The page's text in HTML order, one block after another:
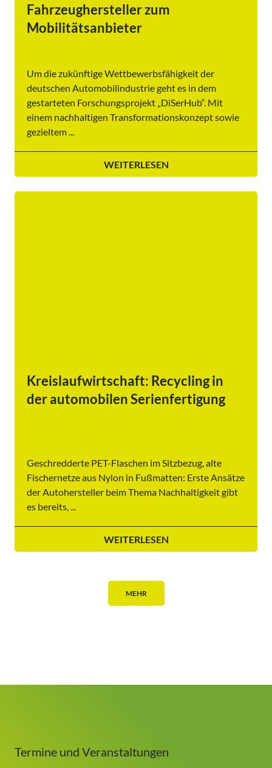
Fahrzeughersteller zum
Mobilitätsanbieter
Um die zukünftige Wettbewerbsfähigkeit der
deutschen Automobilindustrie geht es in dem
gestarteten Forschungsprojekt „DiSerHub“. Mit
einem nachhaltigen Transformationskonzept sowie
gezieltem ...
WEITERLESEN
Kreislaufwirtschaft: Recycling in
der automobilen Serienfertigung
Geschredderte PET-Flaschen im Sitzbezug, alte
Fischernetze aus Nylon in Fußmatten: Erste Ansätze
der Autohersteller beim Thema Nachhaltigkeit gibt
es bereits, ...
WEITERLESEN
MEHR
Termine und Veranstaltungen